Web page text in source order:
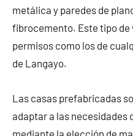
metálica y paredes de
fibrocemento. Este tipo de
permisos como los de
de Langayo.
Las casas prefabricadas
adaptar a las necesidades
mediante la elección de